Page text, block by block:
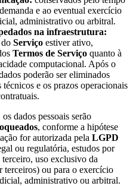
e ao eventual exercício
administrativo ou arbitral.
na infraestrutura:
Serviço estiver ativo,
Termos de Serviço quanto à
computacional. Após o
poderão ser eliminados
e os prazos operacionais
dados pessoais serão
, conforme a hipótese
for autorizada pela LGPD
ou regulatória, estudos por
uso exclusivo da
terceiros) ou para o exercício
administrativo ou arbitral.